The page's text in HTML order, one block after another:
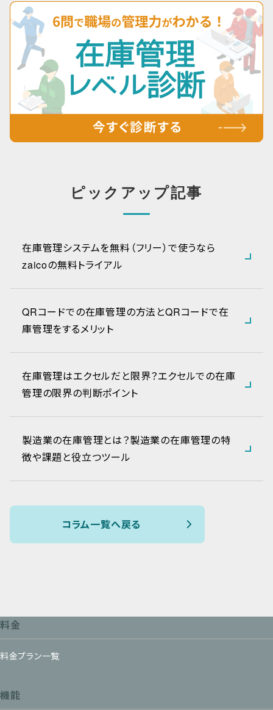
ピックアップ記事
在庫管理システムを無料（フリー）で使うなら
zaicoの無料トライアル
QRコードでの在庫管理の方法とQRコードで在
庫管理をするメリット
在庫管理はエクセルだと限界？エクセルでの在庫
管理の限界の判断ポイント
製造業の在庫管理とは？製造業の在庫管理の特
徴や課題と役立つツール
コラム一覧へ戻る
料金
料金プラン一覧
機能